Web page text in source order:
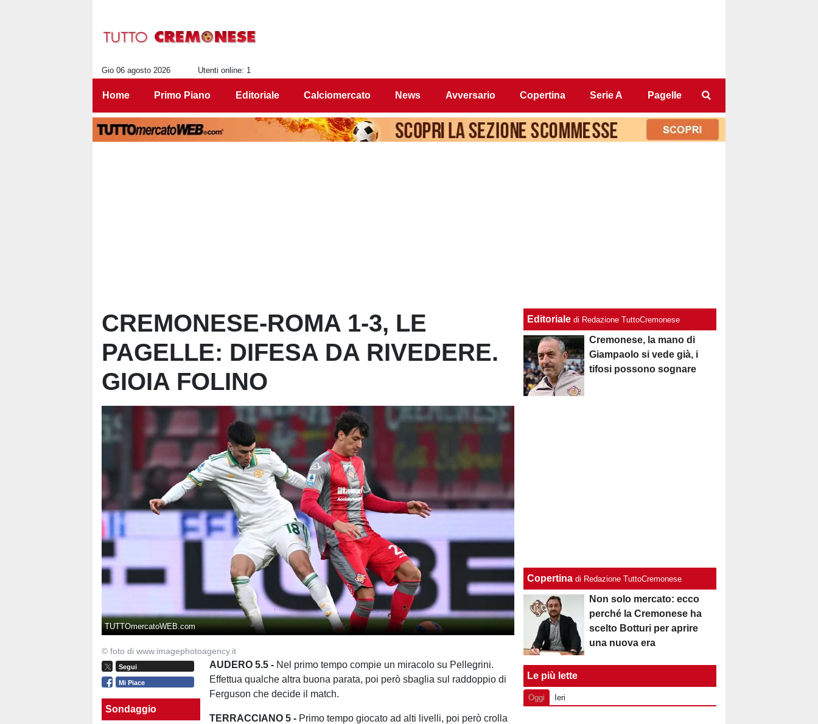
Gio 06 agosto 2026 Utenti online: 1
Home Primo Piano Editoriale Calciomercato News Avversario Copertina Serie A Pagelle
CREMONESE-ROMA 1-3, LE
PAGELLE: DIFESA DA RIVEDERE.
GIOIA FOLINO
TUTTOmercatoWEB.com
© foto di www.imagephotoagency.it
Segui
Mi Piace
Sondaggio
AUDERO 5.5 - Nel primo tempo compie un miracolo su Pellegrini.
Effettua qualche altra buona parata, poi però sbaglia sul raddoppio di
Ferguson che decide il match.
TERRACCIANO 5 - Primo tempo giocato ad alti livelli, poi però crolla
Editoriale di Redazione TuttoCremonese
Cremonese, la mano di
Giampaolo si vede già, i
tifosi possono sognare
Copertina di Redazione TuttoCremonese
Non solo mercato: ecco
perché la Cremonese ha
scelto Botturi per aprire
una nuova era
Le più lette
Oggi Ieri